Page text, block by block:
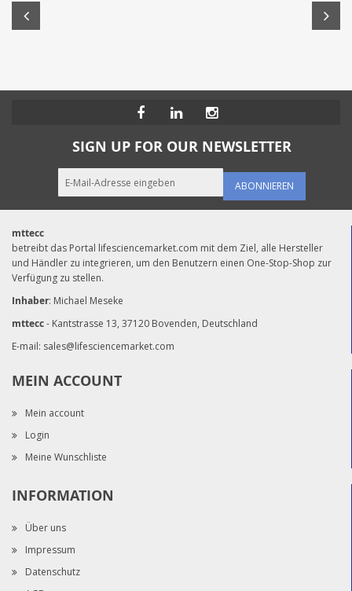
SIGN UP FOR OUR NEWSLETTER
ABONNIEREN
mttecc
betreibt das Portal lifesciencemarket.com mit dem Ziel, alle Hersteller
und Händler zu integrieren, um den Benutzern einen One-Stop-Shop zur
Verfügung zu stellen.
Inhaber: Michael Meseke
mttecc- Kantstrasse 13, 37120 Bovenden, Deutschland
E-mail: sales@lifesciencemarket.com
MEIN ACCOUNT
Mein account
Login
Meine Wunschliste
INFORMATION
Über uns
Impressum
Datenschutz